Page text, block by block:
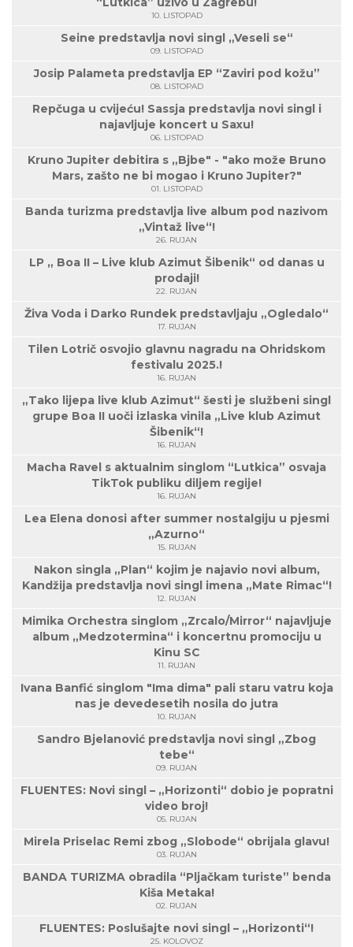
10. LISTOPAD
Seine predstavlja novi singl „Veseli se“
09. LISTOPAD
Josip Palameta predstavlja EP “Zaviri pod kožu”
08. LISTOPAD
Repčuga u cvijeću! Sassja predstavlja novi singl i
najavljuje koncert u Saxu!
06. LISTOPAD
Kruno Jupiter debitira s „Bjbe" - "ako može Bruno
Mars, zašto ne bi mogao i Kruno Jupiter?"
01. LISTOPAD
Banda turizma predstavlja live album pod nazivom
„Vintaž live“!
26. RUJAN
LP „ Boa II – Live klub Azimut Šibenik“ od danas u
prodaji!
22. RUJAN
Živa Voda i Darko Rundek predstavljaju „Ogledalo“
17. RUJAN
Tilen Lotrič osvojio glavnu nagradu na Ohridskom
festivalu 2025.!
16. RUJAN
„Tako lijepa live klub Azimut“ šesti je službeni singl
grupe Boa II uoči izlaska vinila „Live klub Azimut
Šibenik“!
16. RUJAN
Macha Ravel s aktualnim singlom “Lutkica” osvaja
TikTok publiku diljem regije!
16. RUJAN
Lea Elena donosi after summer nostalgiju u pjesmi
„Azurno“
15. RUJAN
Nakon singla „Plan“ kojim je najavio novi album,
Kandžija predstavlja novi singl imena „Mate Rimac“!
12. RUJAN
Mimika Orchestra singlom „Zrcalo/Mirror“ najavljuje
album „Medzotermina“ i koncertnu promociju u
Kinu SC
11. RUJAN
Ivana Banfić singlom "Ima dima" pali staru vatru koja
nas je devedesetih nosila do jutra
10. RUJAN
Sandro Bjelanović predstavlja novi singl „Zbog
tebe“
09. RUJAN
FLUENTES: Novi singl – „Horizonti“ dobio je popratni
video broj!
05. RUJAN
Mirela Priselac Remi zbog „Slobode“ obrijala glavu!
03. RUJAN
BANDA TURIZMA obradila “Pljačkam turiste” benda
Kiša Metaka!
02. RUJAN
FLUENTES: Poslušajte novi singl – „Horizonti“!
25. KOLOVOZ